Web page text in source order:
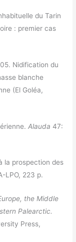
du Tarin
: premier cas
Nidification du
blanche
(El Goléa,
Alauda 47:
la prospection des
LPO, 223 p.
the Middle
Palearctic.
Press,